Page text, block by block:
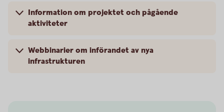
Information om projektet och pågående
aktiviteter
Webbinarier om införandet av nya
infrastrukturen